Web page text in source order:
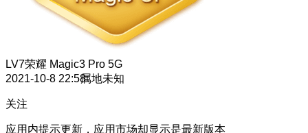
LV7荣耀 Magic3 Pro 5G
2021-10-8 22:58属地未知
关注
应用内提示更新，应用市场却显示是最新版本